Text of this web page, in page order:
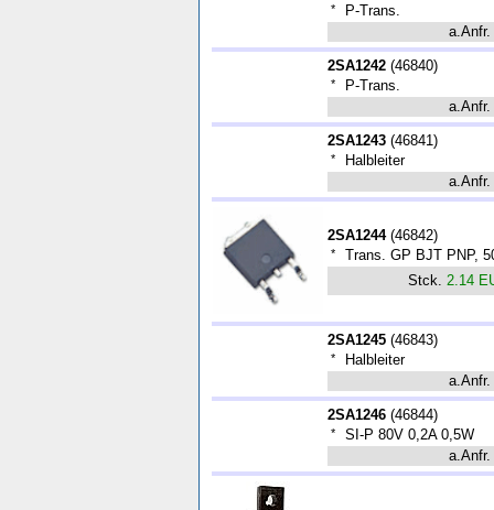
*
P-Trans.
a.Anfr.
2SA1242 (46840)
*
P-Trans.
a.Anfr.
2SA1243 (46841)
*
Halbleiter
a.Anfr.
2SA1244(46842)
*
Trans. GP BJT PNP,
Stck. 2.14
2SA1245 (46843)
*
Halbleiter
a.Anfr.
2SA1246 (46844)
*
SI-P 80V 0,2A 0,5W
a.Anfr.